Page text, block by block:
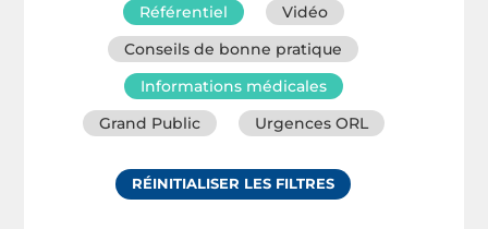
Référentiel
Vidéo
Conseils de bonne pratique
Informations médicales
Grand Public
Urgences ORL
RÉINITIALISER LES FILTRES